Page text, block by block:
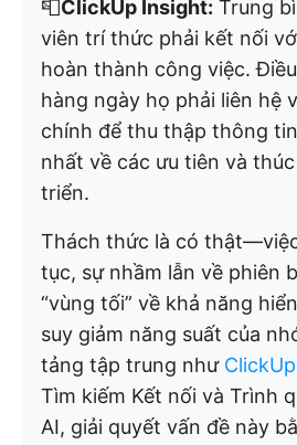
📮ClickUp Insight: Trung
viên trí thức phải kết nối
hoàn thành công việc.
hàng ngày họ phải liên hệ
chính để thu thập thông
nhất về các ưu tiên và
triển.
Thách thức là có
tục, sự nhầm lẫn về phiên
“vùng tối” về khả năng
suy giảm năng suất của
tảng tập trung như ClickUp
Tìm kiếm Kết nối và Trình
AI, giải quyết vấn đề này